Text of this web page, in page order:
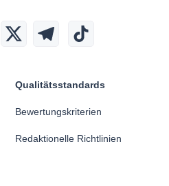
Qualitätsstandards
Bewertungskriterien
Redaktionelle Richtlinien